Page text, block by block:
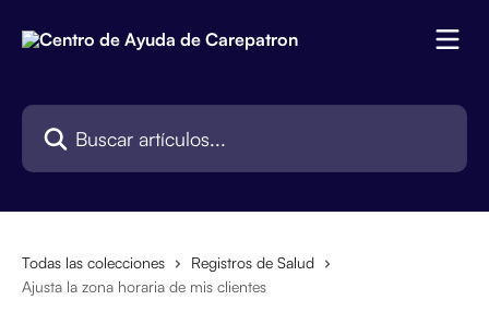
Buscar artículos...
Todas las colecciones
Registros de Salud
Ajusta la zona horaria de mis clientes